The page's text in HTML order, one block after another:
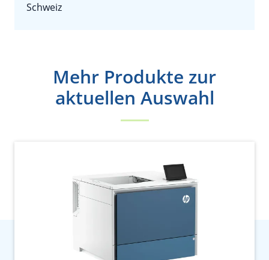
Schweiz
Mehr Produkte zur
aktuellen Auswahl